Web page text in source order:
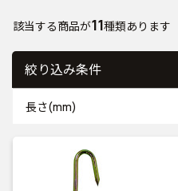
該当する商品が11種類あります
絞り込み条件
長さ(mm)